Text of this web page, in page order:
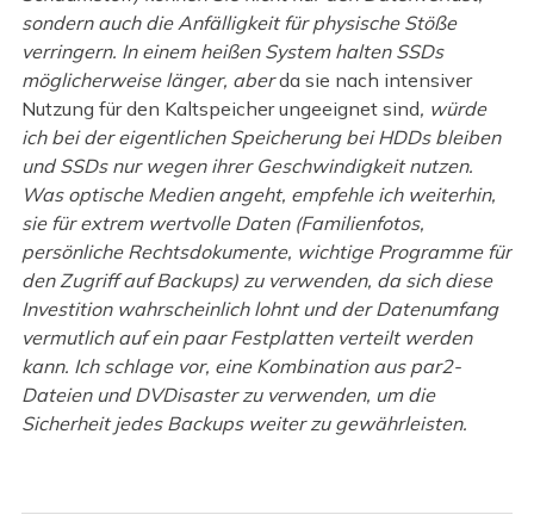
sondern auch die Anfälligkeit für physische Stöße
verringern. In einem heißen System halten SSDs
möglicherweise länger, aberda sie nach intensiver
Nutzung für den Kaltspeicher ungeeignet sind, würde
ich bei der eigentlichen Speicherung bei HDDs bleiben
und SSDs nur wegen ihrer Geschwindigkeit nutzen.
Was optische Medien angeht, empfehle ich weiterhin,
sie für extrem wertvolle Daten (Familienfotos,
persönliche Rechtsdokumente, wichtige Programme für
den Zugriff auf Backups) zu verwenden, da sich diese
Investition wahrscheinlich lohnt und der Datenumfang
vermutlich auf ein paar Festplatten verteilt werden
kann. Ich schlage vor, eine Kombination aus par2-
Dateien und DVDisaster zu verwenden, um die
Sicherheit jedes Backups weiter zu gewährleisten.